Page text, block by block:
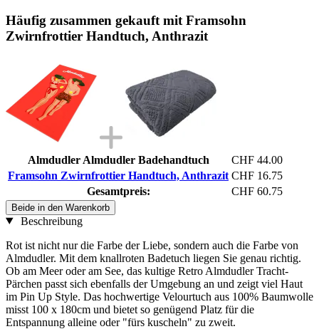
Häufig zusammen gekauft mit Framsohn
Zwirnfrottier Handtuch, Anthrazit
Almdudler Almdudler Badehandtuch
CHF 44.00
Framsohn Zwirnfrottier Handtuch, Anthrazit CHF 16.75
Gesamtpreis:
CHF 60.75
Beide in den Warenkorb
Beschreibung
Rot ist nicht nur die Farbe der Liebe, sondern auch die Farbe von
Almdudler. Mit dem knallroten Badetuch liegen Sie genau richtig.
Ob am Meer oder am See, das kultige Retro Almdudler Tracht-
Pärchen passt sich ebenfalls der Umgebung an und zeigt viel Haut
im Pin Up Style. Das hochwertige Velourtuch aus 100% Baumwolle
misst 100 x 180cm und bietet so genügend Platz für die
Entspannung alleine oder "fürs kuscheln" zu zweit.